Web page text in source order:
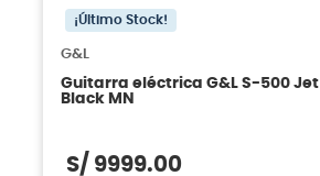
¡Último Stock!
G&L
Guitarra eléctrica G&L S-500 Jet
Black MN
S/ 9999.00